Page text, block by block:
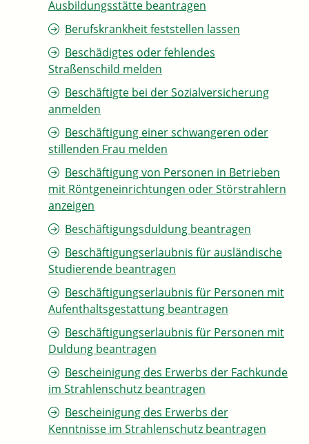
Ausbildungsstätte beantragen
Berufskrankheit feststellen lassen
Beschädigtes oder fehlendes
Straßenschild melden
Beschäftigte bei der Sozialversicherung
anmelden
Beschäftigung einer schwangeren oder
stillenden Frau melden
Beschäftigung von Personen in Betrieben
mit Röntgeneinrichtungen oder Störstrahlern
anzeigen
Beschäftigungsduldung beantragen
Beschäftigungserlaubnis für ausländische
Studierende beantragen
Beschäftigungserlaubnis für Personen mit
Aufenthaltsgestattung beantragen
Beschäftigungserlaubnis für Personen mit
Duldung beantragen
Bescheinigung des Erwerbs der Fachkunde
im Strahlenschutz beantragen
Bescheinigung des Erwerbs der
Kenntnisse im Strahlenschutz beantragen